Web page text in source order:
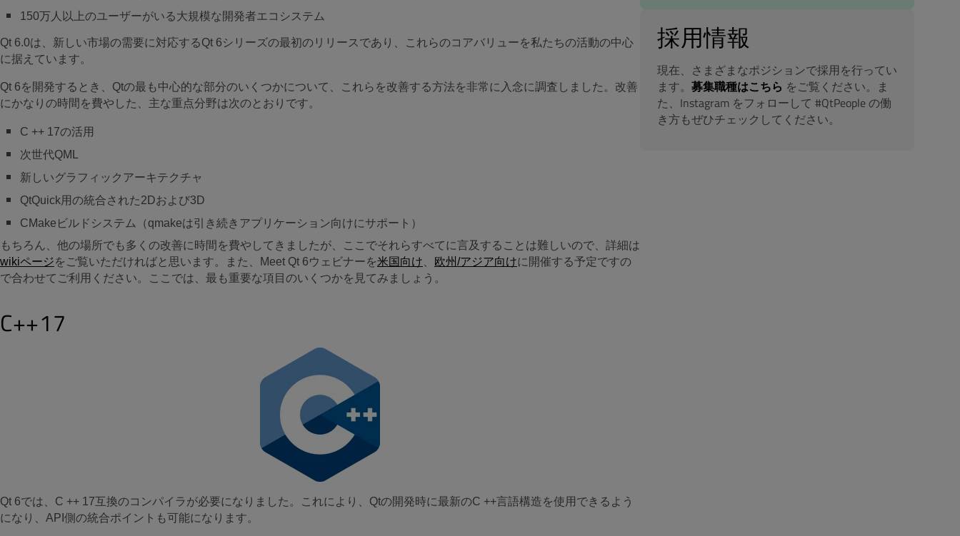
150万人以上のユーザーがいる大規模な開発者エコシステム
Qt 6.0は、新しい市場の需要に対応するQt 6シリーズの最初のリリースであり、これらのコアバリューを私たちの活動の中心
に据えています。
Qt 6を開発するとき、Qtの最も中心的な部分のいくつかについて、これらを改善する方法を非常に入念に調査しました。改善
にかなりの時間を費やした、主な重点分野は次のとおりです。
C ++ 17の活用
次世代QML
新しいグラフィックアーキテクチャ
QtQuick用の統合された2Dおよび3D
CMakeビルドシステム（qmakeは引き続きアプリケーション向けにサポート）
もちろん、他の場所でも多くの改善に時間を費やしてきましたが、ここでそれらすべてに言及することは難しいので、詳細は
wikiページをご覧いただければと思います。また、Meet Qt 6ウェビナーを米国向け 欧州/アジア向けに開催する予定ですの
で合わせてご利用ください。
ここでは、最も重要な項目のいくつかを見てみましょう。
C++17
Qt 6では、C ++ 17互換のコンパイラが必要になりました。これにより、Qtの開発時に最新のC ++言語構造を使用できるよう
になり、API側の統合ポイントも可能になります。
採用情報
現在、さまざまなポジションで採用を行ってい
ます。 募集職種はこちら をご覧ください。ま
た、Instagram をフォローして #QtPeople の働
き方もぜひチェックしてください。